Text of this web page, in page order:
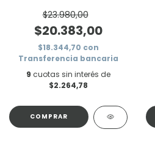
$23.980,00
$20.383,00
$18.344,70 con
Transferencia bancaria
9 cuotas sin interés de
$2.264,78
COMPRAR